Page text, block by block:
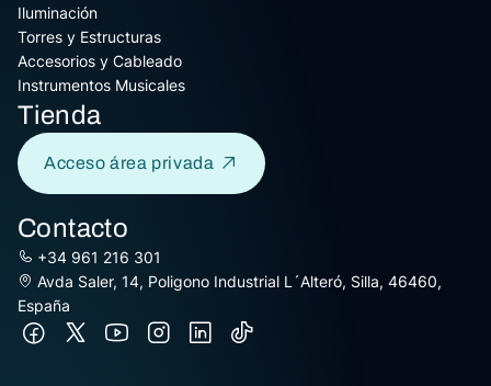
Iluminación
Torres y Estructuras
Accesorios y Cableado
Instrumentos Musicales
Tienda
Acceso área privada
Contacto
+34 961 216 301
Avda Saler, 14, Poligono Industrial L´Alteró, Silla, 46460,
España